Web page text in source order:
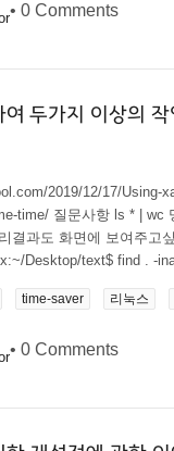
• 0 Comments
두가지 이상의 작
2019/12/17/Using-
time/ 질문사항 ls * | wc
결과도 화면에 보여주고
Desktop/text$ find . -
297 ./thegeekstuff.txt ./
text$ ls * | xargs -0 -n1 -I
wc $NAME' demo_file
time-saver 리눅스
• 0 Comments